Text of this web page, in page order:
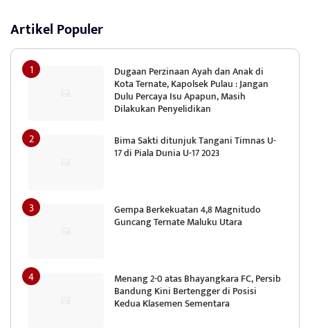
Artikel Populer
Dugaan Perzinaan Ayah dan Anak di
Kota Ternate, Kapolsek Pulau : Jangan
Dulu Percaya Isu Apapun, Masih
Dilakukan Penyelidikan
Bima Sakti ditunjuk Tangani Timnas U-
17 di Piala Dunia U-17 2023
Gempa Berkekuatan 4,8 Magnitudo
Guncang Ternate Maluku Utara
Menang 2-0 atas Bhayangkara FC, Persib
Bandung Kini Bertengger di Posisi
Kedua Klasemen Sementara